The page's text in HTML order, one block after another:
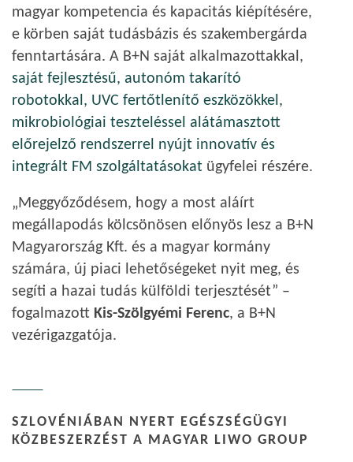
magyar kompetencia és kapacitás kiépítésére,
e körben saját tudásbázis és szakembergárda
fenntartására. A B+N saját alkalmazottakkal,
saját fejlesztésű, autonóm takarító
robotokkal, UVC fertőtlenítő eszközökkel,
mikrobiológiai teszteléssel alátámasztott
előrejelző rendszerrel nyújt innovatív és
integrált FM szolgáltatásokat ügyfelei részére.
„Meggyőződésem, hogy a most aláírt
megállapodás kölcsönösen előnyös lesz a B+N
Magyarország Kft. és a magyar kormány
számára, új piaci lehetőségeket nyit meg, és
segíti a hazai tudás külföldi terjesztését” –
fogalmazott Kis-Szölgyémi Ferenc, a B+N
vezérigazgatója.
SZLOVÉNIÁBAN NYERT EGÉSZSÉGÜGYI
KÖZBESZERZÉST A MAGYAR LIWO GROUP